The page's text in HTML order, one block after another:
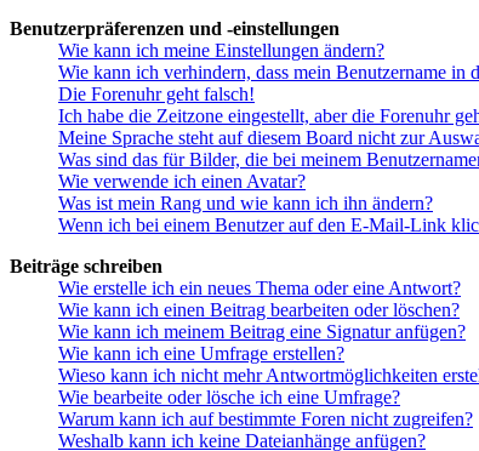
Benutzerpräferenzen und -einstellungen
Wie kann ich meine Einstellungen ändern?
Wie kann ich verhindern, dass mein Benutzername in
Die Forenuhr geht falsch!
Ich habe die Zeitzone eingestellt, aber die Forenuhr
Meine Sprache steht auf diesem Board nicht zur
Was sind das für Bilder, die bei meinem
Wie verwende ich einen Avatar?
Was ist mein Rang und wie kann ich ihn ändern?
Wenn ich bei einem Benutzer auf den E-Mail-Link
Beiträge schreiben
Wie erstelle ich ein neues Thema oder eine Antwort?
Wie kann ich einen Beitrag bearbeiten oder löschen?
Wie kann ich meinem Beitrag eine Signatur anfügen?
Wie kann ich eine Umfrage erstellen?
Wieso kann ich nicht mehr Antwortmöglichkeiten
Wie bearbeite oder lösche ich eine Umfrage?
Warum kann ich auf bestimmte Foren nicht zugreifen?
Weshalb kann ich keine Dateianhänge anfügen?